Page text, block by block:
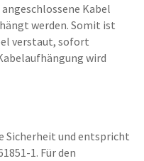
Kabel
werden. Somit ist
verstaut, sofort
wird
Sicherheit und entspricht
1. Für den